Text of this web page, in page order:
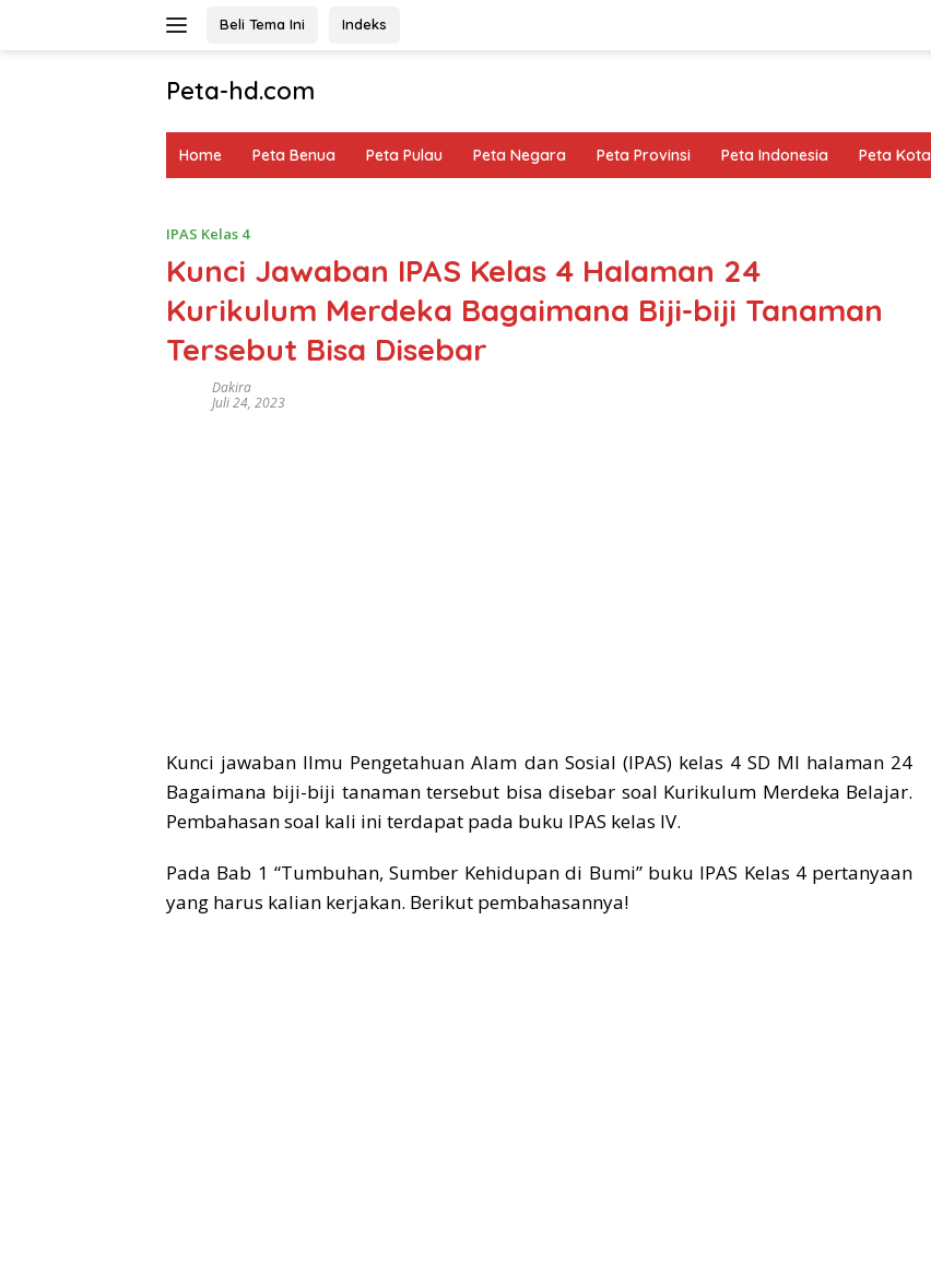
Beli Tema Ini Indeks
Peta-hd.com
Gambar
Home Peta Benua Peta Pulau Peta Negara Peta Provinsi Peta Indonesia Peta Kota
IPAS Kelas 4
Kunci Jawaban IPAS Kelas 4 Halaman 24
Kurikulum Merdeka Bagaimana Biji-biji Tanaman
Tersebut Bisa Disebar
Dakira
Juli 24, 2023
Kunci jawaban Ilmu Pengetahuan Alam dan Sosial (IPAS) kelas 4 SD MI halaman 24
Bagaimana biji-biji tanaman tersebut bisa disebar soal Kurikulum Merdeka Belajar.
Pembahasan soal kali ini terdapat pada buku IPAS kelas IV.
Pada Bab 1 “Tumbuhan, Sumber Kehidupan di Bumi” buku IPAS Kelas 4 pertanyaan
yang harus kalian kerjakan. Berikut pembahasannya!